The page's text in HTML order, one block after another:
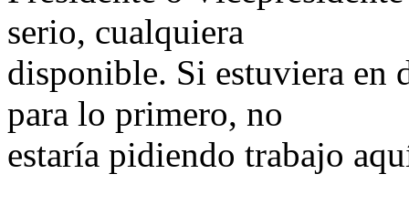
serio, cualquiera
disponible. Si estuviera en
para lo primero, no
estaría pidiendo trabajo